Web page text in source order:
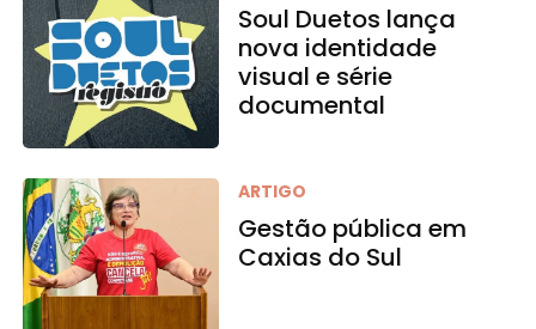
Soul Duetos lança
nova identidade
visual e série
documental
ARTIGO
Gestão pública em
Caxias do Sul